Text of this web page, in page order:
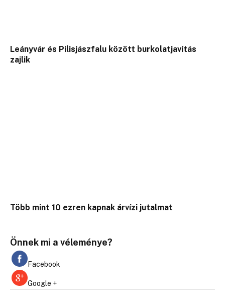
Leányvár és Pilisjászfalu között burkolatjavítás
zajlik
Több mint 10 ezren kapnak árvízi jutalmat
Önnek mi a véleménye?
Facebook
Google +